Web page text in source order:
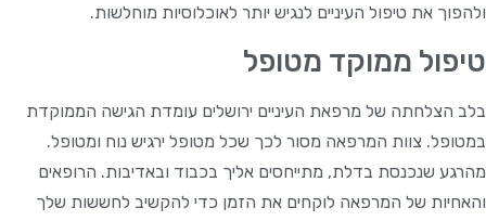
ולהפוך את טיפול העיניים לנגיש יותר לאוכלוסיות מוחלשות.
טיפול ממוקד מטופל
בלב הצלחתה של מרפאת העיניים ירושלים עומדת הגישה הממוקדת
במטופל. צוות המרפאה מסור לכך שכל מטופל ירגיש נוח ומטופל.
מהרגע שנכנסת בדלת, מתייחסים אליך בכבוד ובאדיבות. הרופאים
והאחיות של המרפאה לוקחים את הזמן כדי להקשיב לחששות שלך